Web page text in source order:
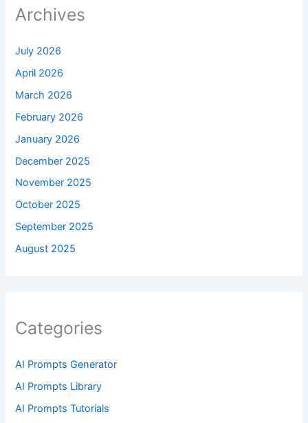
Archives
July 2026
April 2026
March 2026
February 2026
January 2026
December 2025
November 2025
October 2025
September 2025
August 2025
Categories
AI Prompts Generator
AI Prompts Library
AI Prompts Tutorials